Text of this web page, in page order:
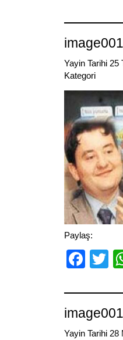
Yayin Tarihi 25
Kategori
Paylaş:
Yayin Tarihi 28